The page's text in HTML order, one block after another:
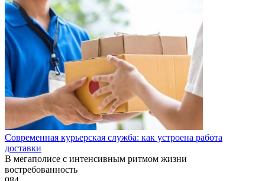
Современная курьерская служба: как устроена работа
доставки
В мегаполисе с интенсивным ритмом жизни
востребованность